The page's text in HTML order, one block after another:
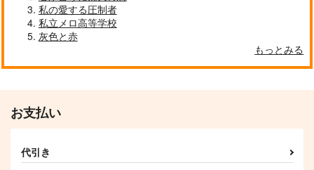
作品詳細
左遷錬金術師の辺境暮
らし 元エリート 1
作品詳細
私の愛する圧制者
私立メロ高等学校
灰色と赤
もっとみる
お支払い
代引き